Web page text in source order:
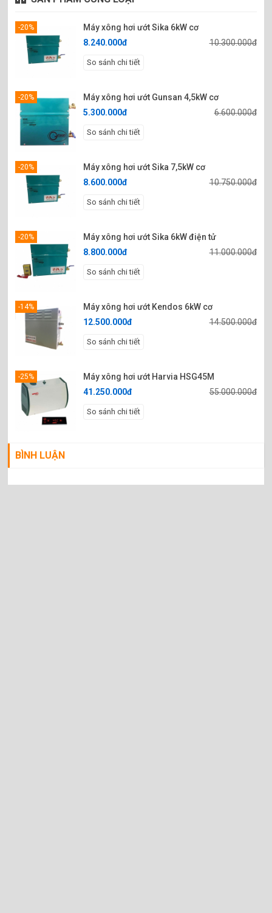
-20%
Máy xông hơi ướt Sika 6kW cơ
8.240.000đ
10.300.000đ
So sánh chi tiết
-20%
Máy xông hơi ướt Gunsan 4,5kW cơ
5.300.000đ
6.600.000đ
So sánh chi tiết
-20%
Máy xông hơi ướt Sika 7,5kW cơ
8.600.000đ
10.750.000đ
So sánh chi tiết
-20%
Máy xông hơi ướt Sika 6kW điện tử
8.800.000đ
11.000.000đ
So sánh chi tiết
-14%
Máy xông hơi ướt Kendos 6kW cơ
12.500.000đ
14.500.000đ
So sánh chi tiết
-25%
Máy xông hơi ướt Harvia HSG45M
41.250.000đ
55.000.000đ
So sánh chi tiết
BÌNH LUẬN